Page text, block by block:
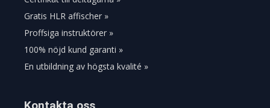
Gratis HLR affischer »
Proffsiga instruktörer »
100% nöjd kund garanti »
En utbildning av högsta kvalité »